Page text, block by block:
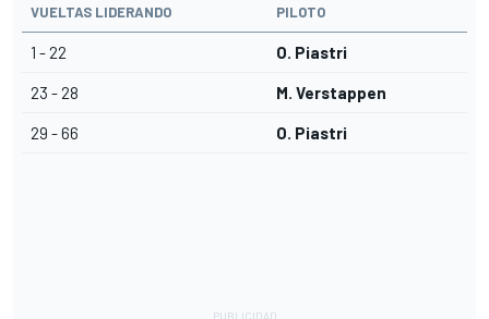
VUELTAS LIDERANDO PILOTO
1 - 22 O. Piastri
23 - 28 M. Verstappen
29 - 66 O. Piastri